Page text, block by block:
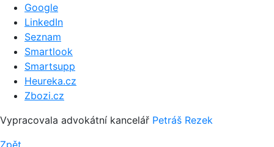
Google
LinkedIn
Seznam
Smartlook
Smartsupp
Heureka.cz
Zbozi.cz
Vypracovala advokátní kancelář Petráš Rezek
Zpět